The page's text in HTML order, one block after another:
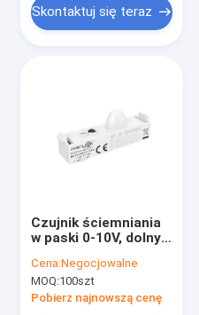
Skontaktuj się teraz
Czujnik ściemniania
w paski 0-10V, dolny
do ustawiania
parametrów
Cena:Negocjowalne
MOQ:100szt
Pobierz najnowszą cenę